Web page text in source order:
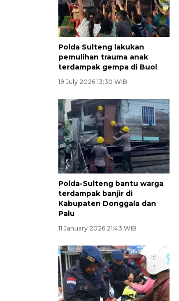
Polda Sulteng lakukan
pemulihan trauma anak
terdampak gempa di Buol
19 July 2026 13:30 WIB
Polda-Sulteng bantu warga
terdampak banjir di
Kabupaten Donggala dan
Palu
11 January 2026 21:43 WIB